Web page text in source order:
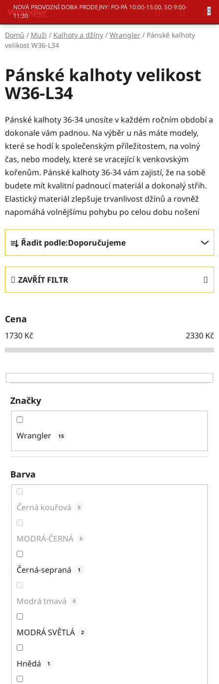
Přejít
obsah
NOVÁ PROVOZNÍ DOBA PRODEJNY: PO-PÁ 10:00-15:00, SO 9:00-
11:30
Hledat
KOŠÍK
Domů / Muži / Kalhoty a džíny / Wrangler / Pánské kalhoty
velikost W36-L34
Pánské kalhoty velikost
W36-L34
Pánské kalhoty 36-34 unosíte v každém ročním období a
dokonale vám padnou. Na výběr u nás máte modely,
které se hodí k společenským příležitostem, na volný
čas, nebo modely, které se vracející k venkovským
kořenům. Pánské kalhoty 36-34 vám zajistí, že na sobě
budete mít kvalitní padnoucí materiál a dokonalý střih.
Elastický materiál zlepšuje trvanlivost džínů a rovněž
napomáhá volnějšímu pohybu po celou dobu nošení
Ř
a
z
n
í
r
o
d
k
t
ů
Řadit podle:Doporučujeme
ZAVŘÍT FILTR
Cena
1730 Kč 2330 Kč
Značky
Wrangler 15
Barva
Černá kouřová 0
MODRÁ-ČERNÁ 0
Černá-sepraná 1
Modrá tmavá 0
MODRÁ SVĚTLÁ 2
Hnědá 1